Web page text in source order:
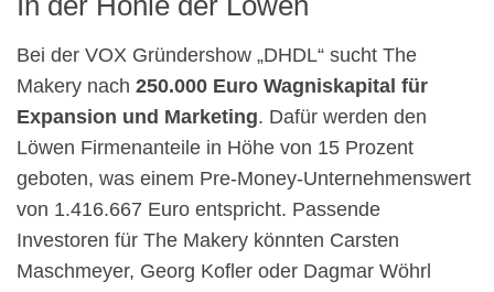
Bei der VOX Gründershow „DHDL“ sucht The
Makery nach 250.000 Euro Wagniskapital für
Expansion und Marketing. Dafür werden den
Löwen Firmenanteile in Höhe von 15 Prozent
geboten, was einem Pre-Money-Unternehmenswert
von 1.416.667 Euro entspricht. Passende
Investoren für The Makery könnten Carsten
Maschmeyer, Georg Kofler oder Dagmar Wöhrl